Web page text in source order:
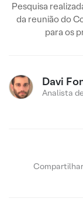
Pesquisa
da reunião do
para os
Davi
Analista